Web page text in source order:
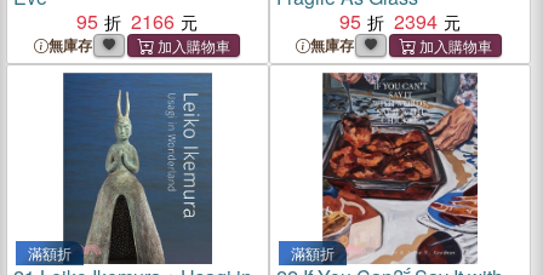
95
2166
無庫存
95
2394
無庫存
滿額折 滿額折